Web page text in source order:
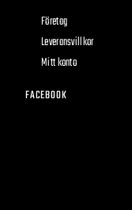
Företag
Leveransvillkor
Mitt konto
FACEBOOK